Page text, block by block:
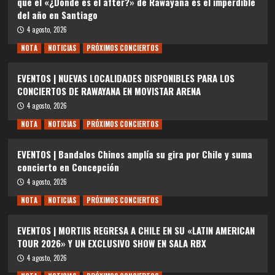
del año en Santiago
4 agosto, 2026
NOTA
NOTICIAS PRÓXIMOS CONCIERTOS
EVENTOS | NUEVAS LOCALIDADES DISPONIBLES PARA LOS
CONCIERTOS DE RAWAYANA EN MOVISTAR ARENA
4 agosto, 2026
NOTA
NOTICIAS PRÓXIMOS CONCIERTOS
EVENTOS | Bandalos Chinos amplía su gira por Chile y suma
concierto en Concepción
4 agosto, 2026
NOTA
NOTICIAS PRÓXIMOS CONCIERTOS
EVENTOS | MORTIIS REGRESA A CHILE EN SU «LATIN AMERICAN
TOUR 2026» Y UN EXCLUSIVO SHOW EN SALA RBX
4 agosto, 2026